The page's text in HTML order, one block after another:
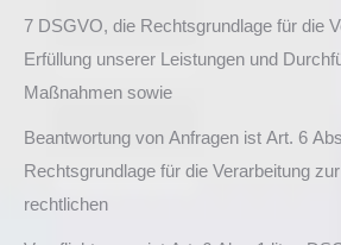
7 DSGVO, die Rechtsgrundlage für die
Erfüllung unserer Leistungen und
Maßnahmen sowie
Beantwortung von Anfragen ist Art. 6
Rechtsgrundlage für die Verarbeitung
rechtlichen